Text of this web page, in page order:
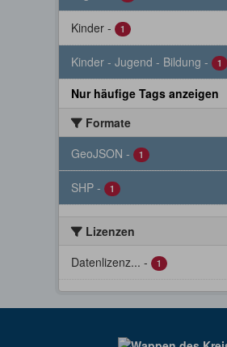
Kinder - 1
Kinder - Jugend - Bildung - 1
Nur häufige Tags anzeigen
Formate
GeoJSON - 1
SHP - 1
Lizenzen
Datenlizenz... - 1